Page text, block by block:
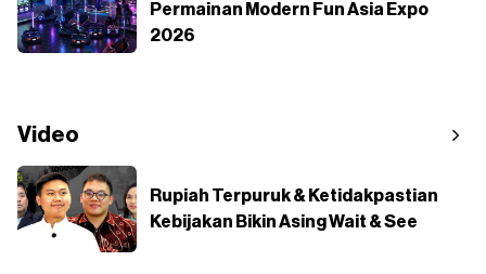
Permainan Modern Fun Asia Expo
2026
Video
Rupiah Terpuruk & Ketidakpastian
Kebijakan Bikin Asing Wait & See